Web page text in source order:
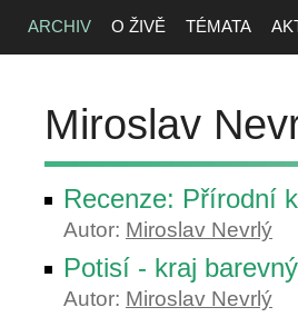
ARCHIV O ŽIVĚ TÉMATA
Miroslav
Recenze: Přírodní
Autor: Miroslav Nevrlý
Potisí - kraj
Autor: Miroslav Nevrlý